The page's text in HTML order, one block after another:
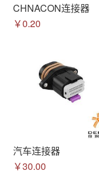
CHNACON连接器
￥0.20
汽车连接器
￥30.00